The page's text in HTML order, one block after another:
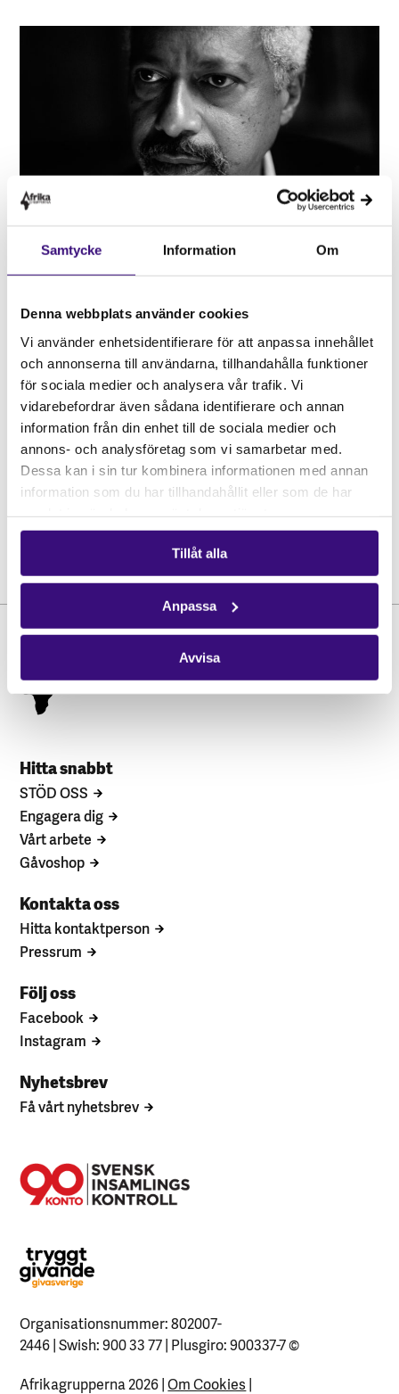
Samtycke Information Om
Denna webbplats använder cookies
Vi använder enhetsidentifierare för att anpassa innehållet
och annonserna till användarna, tillhandahålla funktioner
för sociala medier och analysera vår trafik. Vi
vidarebefordrar även sådana identifierare och annan
information från din enhet till de sociala medier och
annons- och analysföretag som vi samarbetar med.
Dessa kan i sin tur kombinera informationen med annan
information som du har tillhandahållit eller som de har
Tillåt alla
Anpassa
Avvisa
Abdulrazak Gurnah Foto: Mark Pringle
Om evenemanget
Datum:14 FEB 2022
Tid:18.00-19.00
Plats:Härnösands Bibliotek
Stad: Härnösand
Hitta snabbt
STÖD OSS
Engagera dig
Vårt arbete
Gåvoshop
Kontakta oss
Hitta kontaktperson
Pressrum
Följ oss
Facebook
Instagram
Nyhetsbrev
Få vårt nyhetsbrev
Organisationsnummer: 802007-
2446 | Swish: 900 33 77 | Plusgiro: 900337-7©
Afrikagrupperna 2026 |Om Cookies |